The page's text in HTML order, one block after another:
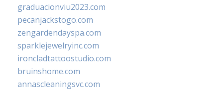
graduacionviu2023.com
pecanjackstogo.com
zengardendayspa.com
sparklejewelryinc.com
ironcladtattoostudio.com
bruinshome.com
annascleaningsvc.com